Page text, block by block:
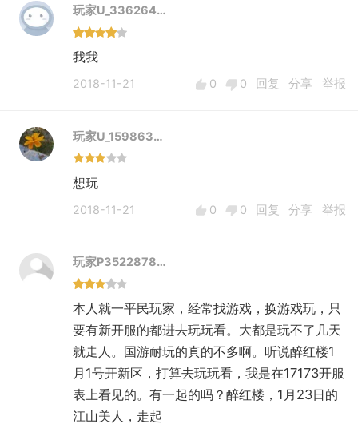
玩家U_336264…
我我
2018-11-21 0 0 回复 分享 举报
玩家U_159863…
想玩
2018-11-21 0 0 回复 分享 举报
玩家P3522878…
本人就一平民玩家，经常找游戏，换游戏玩，只
要有新开服的都进去玩玩看。大都是玩不了几天
就走人。国游耐玩的真的不多啊。听说醉红楼1
月1号开新区，打算去玩玩看，我是在17173开服
表上看见的。有一起的吗？醉红楼，1月23日的
江山美人，走起